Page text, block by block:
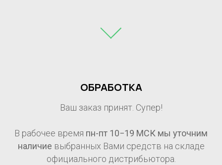
ОБРАБОТКА
Ваш заказ принят. Супер!
В рабочее время пн-пт 10−19 МСК мы уточним
наличие выбранных Вами средств на складе
официального дистрибьютора.